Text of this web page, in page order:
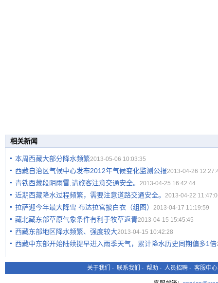
相关新闻
本周西藏大部分降水频繁2013-05-06 10:03:35
西藏自治区气候中心发布2012年气候变化监测公报2013-04-26
青铁西藏段阴雨雪,请旅客注意交通安全。 2013-04-25 16:42:44
近期西藏降水过程频繁，需要注意道路交通安全。 2013-04-22
拉萨迎今年最大降雪 布达拉宫披白衣（组图） 2013-04-17 11:19:59
藏北藏东部草原气象条件有利于牧草返青2013-04-15 15:45:45
西藏东部地区降水频繁、强度较大2013-04-15 10:42:28
西藏中东部开始陆续提早进入雨季天气，累计降水历史同期偏多1倍
关于我们 - 联系我们 - 帮助 - 人员招聘 - 客服中心